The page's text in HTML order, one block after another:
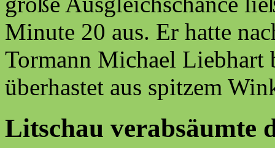
Minute 20 aus. Er hatte
Tormann Michael Liebhart
überhastet aus spitzem
Litschau verabsäumte